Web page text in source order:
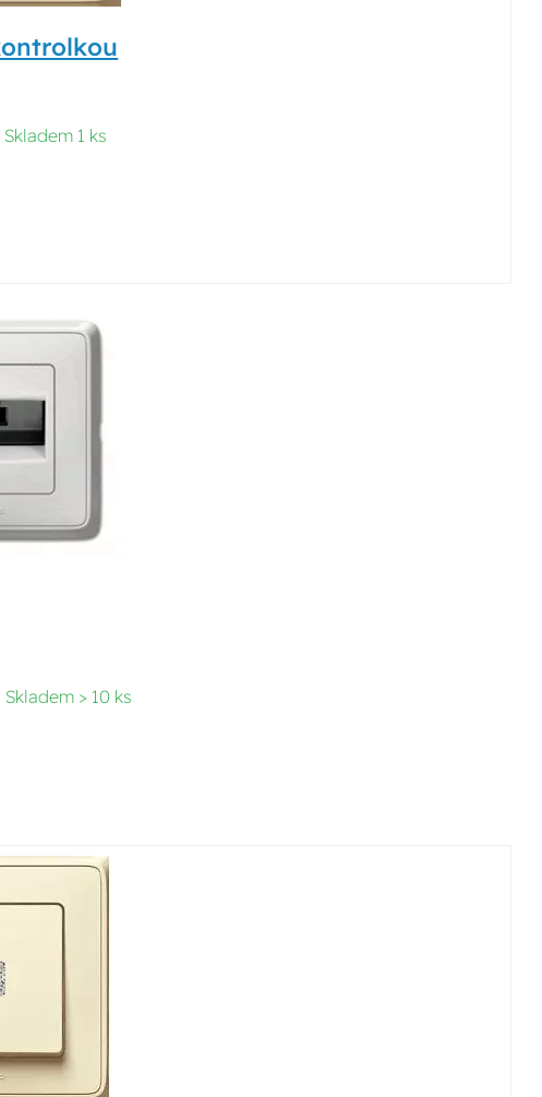
Skladem 1 ks
Skladem > 10 ks